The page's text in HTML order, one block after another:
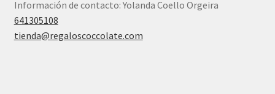
Información de contacto: Yolanda Coello Orgeira
641305108
tienda@regaloscoccolate.com